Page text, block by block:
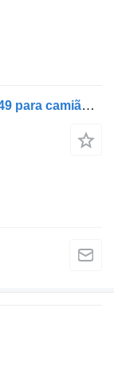
Ar condicionado automóvel 5010226249 para camião Renault Premium | 96